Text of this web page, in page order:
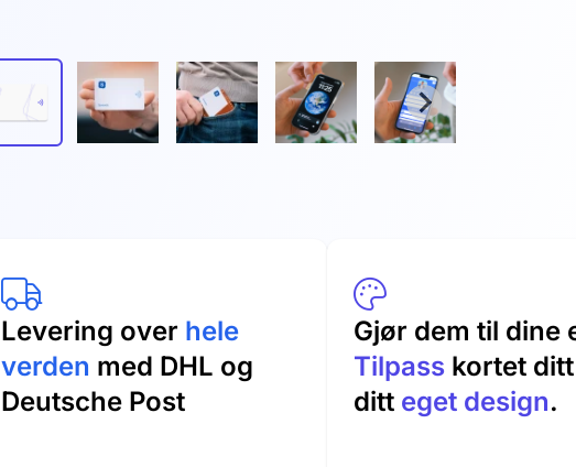
Levering over hele
verden med DHL og
Deutsche Post
Gjør dem til dine
Tilpass kortet
ditt eget design.